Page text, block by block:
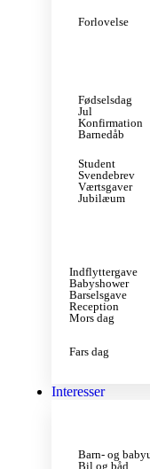
Forlovelse
Fødselsdag
Jul
Konfirmation
Barnedåb
Student
Svendebrev
Værtsgaver
Jubilæum
Indflyttergave
Babyshower
Barselsgave
Reception
Mors dag
Fars dag
Interesser
Barn- og
Bil og båd